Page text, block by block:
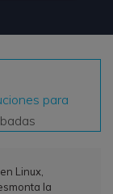
para
Linux,
la